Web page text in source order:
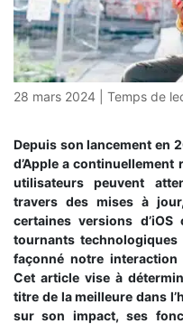
28 mars 2024 Temps de
Depuis son lancement en
d’Apple a
utilisateurs peuvent
travers des mises à
certaines versions
tournants
façonné notre interaction
Cet article vise à
titre de la meilleure dans
sur son impact, ses